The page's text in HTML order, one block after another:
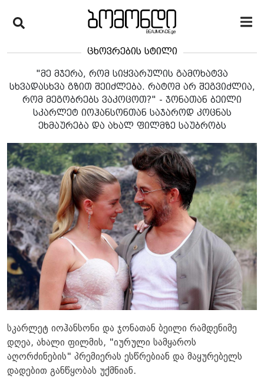
ცხოვრების სტილი
"მე მჯერა, რომ სიყვარულის გამოხატვა
სხვადასხვა გზით შეიძლება. რატომ არ შეგვიძლია,
რომ მეგობრებს ვაკოცოთ?" - ჯონათან ბეილი
სკარლეტ იოჰანსონთან საჯაროდ კოცნას
ეხმაურება და ახალ ფილმზე საუბრობს
სკარლეტ იოჰანსონი და ჯონათან ბეილი რამდენიმე
დღეა, ახალი ფილმის, "იურული სამყაროს
აღორძინების" პრემიერას ესწრებიან და მაყურებელს
დადებით განწყობას უქმნიან.